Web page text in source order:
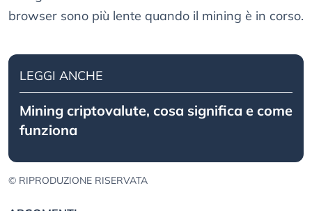
browser sono più lente quando il mining è in corso.
LEGGI ANCHE
Mining criptovalute, cosa significa e come
funziona
© RIPRODUZIONE RISERVATA